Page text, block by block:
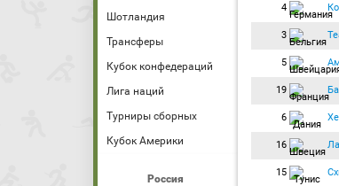
Шотландия
Трансферы
Кубок конфедераций
Лига наций
Турниры сборных
Кубок Америки
Россия
4
3
5
19
6
16
15